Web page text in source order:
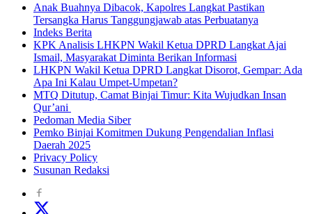
Anak Buahnya Dibacok, Kapolres Langkat Pastikan
Tersangka Harus Tanggungjawab atas Perbuatanya
Indeks Berita
KPK Analisis LHKPN Wakil Ketua DPRD Langkat Ajai
Ismail, Masyarakat Diminta Berikan Informasi
LHKPN Wakil Ketua DPRD Langkat Disorot, Gempar: Ada
Apa Ini Kalau Umpet-Umpetan?
MTQ Ditutup, Camat Binjai Timur: Kita Wujudkan Insan
Qur’ani
Pedoman Media Siber
Pemko Binjai Komitmen Dukung Pengendalian Inflasi
Daerah 2025
Privacy Policy
Susunan Redaksi